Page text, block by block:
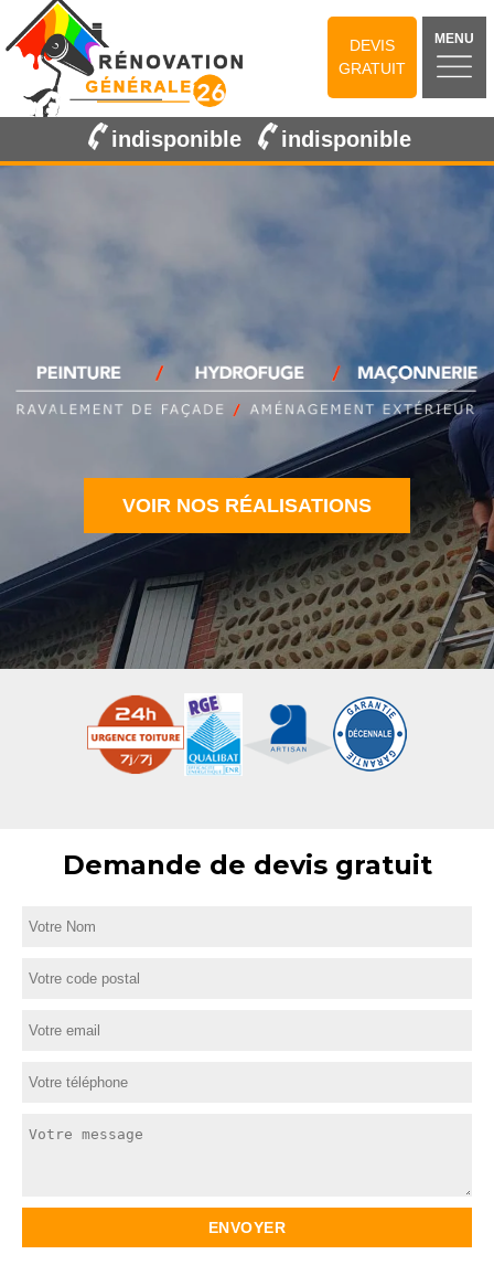
DEVIS
GRATUIT
MENU
indisponible indisponible
VOIR NOS RÉALISATIONS
Demande de devis gratuit